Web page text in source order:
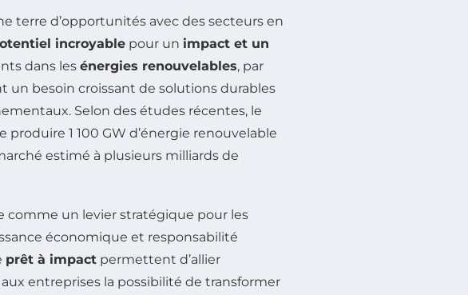
terre d’opportunités avec des secteurs en
incroyable pour un impact et un
dans les énergies renouvelables, par
un besoin croissant de solutions durables
Selon des études récentes, le
1 100 GW d’énergie renouvelable
estimé à plusieurs milliards de
comme un levier stratégique pour les
économique et responsabilité
prêt à impact permettent d’allier
aux entreprises la possibilité de transformer